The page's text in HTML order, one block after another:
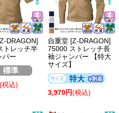
DRAGON]
トレッチ半
パー
(税込)
自重堂 [Z-DRAGON]
75000 ストレッチ長
袖ジャンパー 【特大
サイズ】
3,970円(税込)